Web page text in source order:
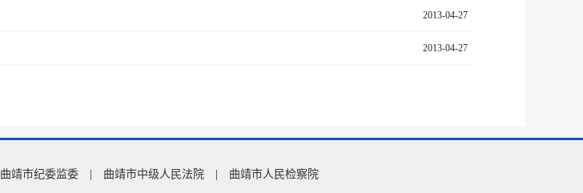
2013-04-27
2013-04-27
曲靖市纪委监委 曲靖市中级人民法院 曲靖市人民检察院